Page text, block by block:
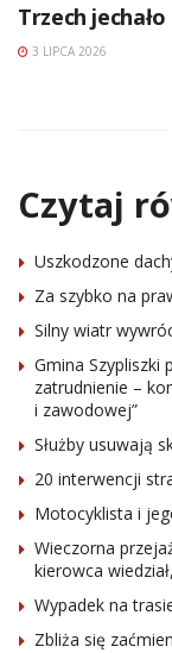
Trzech
3 LIPCA 2026
Czytaj
Uszkodzone
Za szybko na
Silny wiatr
Gmina Szypliszki
zatrudnienie –
i zawodowej”
Służby usuwają
20 interwencji
Motocyklista i
Wieczorna
kierowca
Wypadek na
Zbliża się